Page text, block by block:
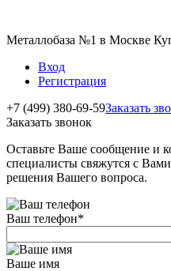
Металлобаза №1 в Москве
Вход
Регистрация
+7 (499) 380-69-59Заказать
Заказать звонок
Оставьте Ваше сообщение и
специалисты свяжутся с
решения Вашего вопроса.
Ваш телефон*
Ваше имя